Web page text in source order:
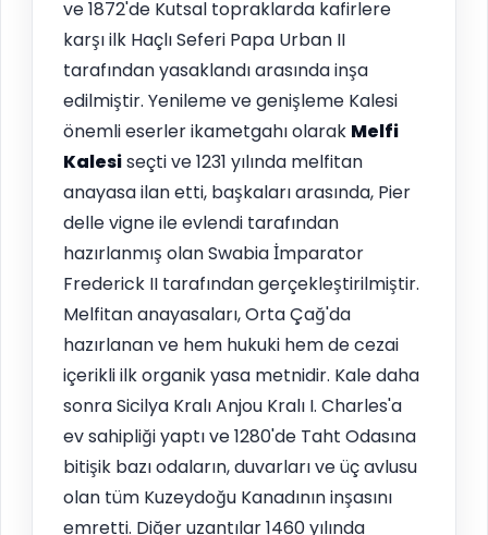
ve 1872'de Kutsal topraklarda kafirlere
karşı ilk Haçlı Seferi Papa Urban II
tarafından yasaklandı arasında inşa
edilmiştir. Yenileme ve genişleme Kalesi
önemli eserler ikametgahı olarak Melfi
Kalesiseçti ve 1231 yılında melfitan
anayasa ilan etti, başkaları arasında, Pier
delle vigne ile evlendi tarafından
hazırlanmış olan Swabia İmparator
Frederick II tarafından gerçekleştirilmiştir.
Melfitan anayasaları, Orta Çağ'da
hazırlanan ve hem hukuki hem de cezai
içerikli ilk organik yasa metnidir. Kale daha
sonra Sicilya Kralı Anjou Kralı I. Charles'a
ev sahipliği yaptı ve 1280'de Taht Odasına
bitişik bazı odaların, duvarları ve üç avlusu
olan tüm Kuzeydoğu Kanadının inşasını
emretti. Diğer uzantılar 1460 yılında